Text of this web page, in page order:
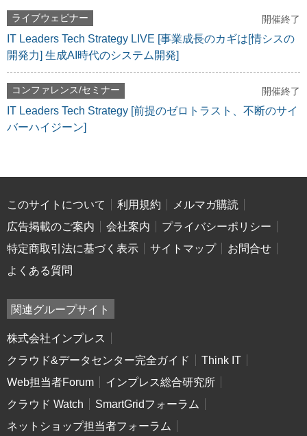
ライブウェビナー 開催終了
IT Leaders Tech Strategy LIVE [事業成長のカギは[情シスの
開発力] 生成AI時代のシステム開発]
コンファレンス/セミナー 開催終了
IT Leaders Tech Strategy [前提のゼロトラスト、不断のサイ
バーハイジーン]
このサイトについて 利用規約
メルマガ購読
広告掲載のご案内
会社案内
プライバシーポリシー
特定商取引法に基づく表示
サイトマップ
お問合せ
よくある質問
関連グループサイト
株式会社インプレス
クラウド&データセンター完全ガイド
Think IT
Web担当者Forum
インプレス総合研究所
クラウド Watch
SmartGridフォーラム
ネットショップ担当者フォーラム